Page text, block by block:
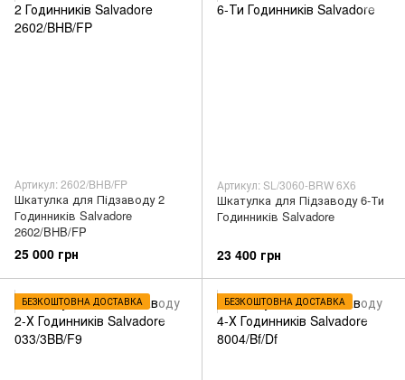
Артикул: 2602/BHB/FP
Шкатулка для Підзаводу 2
Годинників Salvadore
2602/BHB/FP
25 000 грн
Артикул: SL/3060-BRW 6X6
Шкатулка для Підзаводу 6-Ти
Годинників Salvadore
23 400 грн
БЕЗКОШТОВНА ДОСТАВКА БЕЗКОШТОВНА ДОСТАВКА